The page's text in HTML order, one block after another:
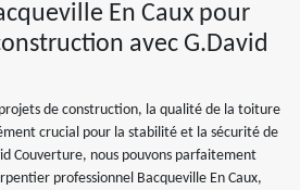
En Caux pour
avec G.David
projets de construction, la qualité de la toiture
crucial pour la stabilité et la sécurité de
Couverture, nous pouvons parfaitement
professionnel Bacqueville En Caux,